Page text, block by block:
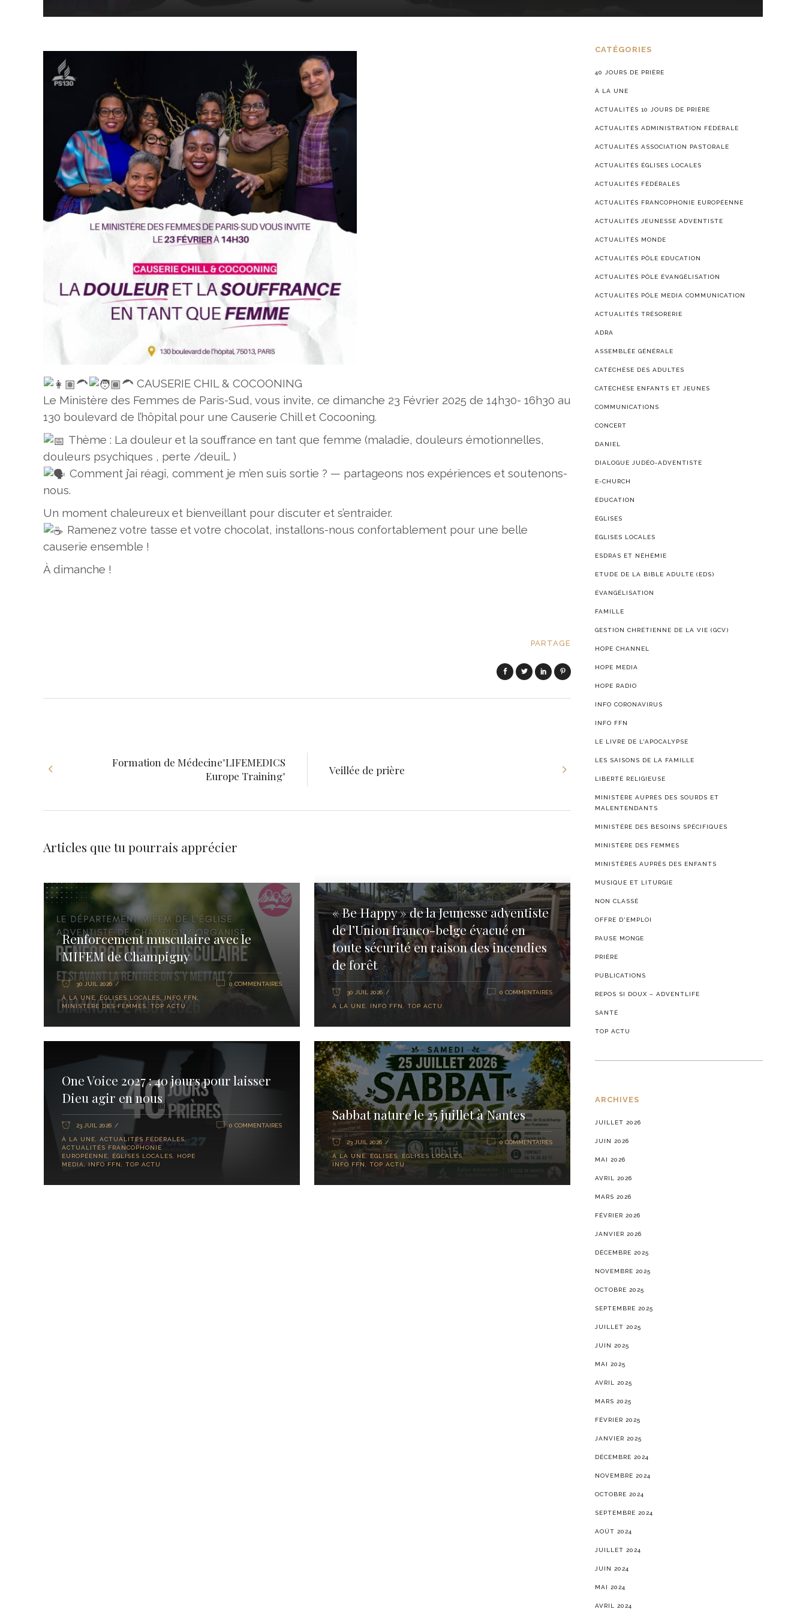
CAUSERIE CHIL & COCOONING
Le Ministère des Femmes de Paris-Sud, vous invite, ce dimanche 23 Février 2025 de 14h30- 16h30 au
130 boulevard de l’hôpital pour une Causerie Chill et Cocooning.
Thème : La douleur et la souffrance en tant que femme (maladie, douleurs émotionnelles,
douleurs psychiques , perte /deuil… )
Comment j’ai réagi, comment je m’en suis sortie ? — partageons nos expériences et soutenons-
nous.
Un moment chaleureux et bienveillant pour discuter et s’entraider.
Ramenez votre tasse et votre chocolat, installons-nous confortablement pour une belle
causerie ensemble !
À dimanche !
PARTAGE
Formation de Médecine"LIFEMEDICS
Europe Training"
Veillée de prière
Articles que tu pourrais apprécier
Renforcement musculaire avec le
MIFEM de Champigny
30 JUIL 2026
À LA UNE ÉGLISES LOCALES INFO FFN
MINISTÈRE DES FEMMES
TOP ACTU
0 COMMENTAIRES
« Be Happy » de la Jeunesse adventiste
de l’Union franco-belge évacué en
toute sécurité en raison des incendies
de forêt
30 JUIL 2026
À LA UNE INFO FFN TOP ACTU
0 COMMENTAIRES
One Voice 2027 : 40 jours pour laisser
Dieu agir en nous
23 JUIL 2026
À LA UNE, ACTUALITÉS FÉDÉRALES,
ACTUALITÉS FRANCOPHONIE
EUROPÉENNE, ÉGLISES LOCALES,
HOPE
MEDIA, INFO FFN , TOP ACTU
0 COMMENTAIRES
Sabbat nature le 25 juillet à Nantes
23 JUIL 2026
À LA UNE,ÉGLISES, ÉGLISES LOCALES,
INFO FFN , TOP ACTU
0 COMMENTAIRES
CATÉGORIES
40 JOURS DE PRIÈRE
À LA UNE
ACTUALITÉS 10 JOURS DE PRIÈRE
ACTUALITÉS ADMINISTRATION FÉDÉRALE
ACTUALITÉS ASSOCIATION PASTORALE
ACTUALITÉS ÉGLISES LOCALES
ACTUALITÉS FÉDÉRALES
ACTUALITÉS FRANCOPHONIE EUROPÉENNE
ACTUALITÉS JEUNESSE ADVENTISTE
ACTUALITÉS MONDE
ACTUALITÉS PÔLE EDUCATION
ACTUALITÉS PÔLE ÉVANGÉLISATION
ACTUALITÉS PÔLE MEDIA COMMUNICATION
ACTUALITÉS TRÉSORERIE
ADRA
ASSEMBLÉE GÉNÉRALE
CATÉCHÈSE DES ADULTES
CATÉCHÈSE ENFANTS ET JEUNES
COMMUNICATIONS
CONCERT
DANIEL
DIALOGUE JUDÉO-ADVENTISTE
E-CHURCH
ÉDUCATION
ÉGLISES
ÉGLISES LOCALES
ESDRAS ET NÉHÉMIE
ETUDE DE LA BIBLE ADULTE (EDS)
ÉVANGÉLISATION
FAMILLE
GESTION CHRÉTIENNE DE LA VIE (GCV)
HOPE CHANNEL
HOPE MEDIA
HOPE RADIO
INFO CORONAVIRUS
INFO FFN
LE LIVRE DE L'APOCALYPSE
LES SAISONS DE LA FAMILLE
LIBERTÉ RELIGIEUSE
MINISTÈRE AUPRÈS DES SOURDS ET
MALENTENDANTS
MINISTÈRE DES BESOINS SPÉCIFIQUES
MINISTÈRE DES FEMMES
MINISTÈRES AUPRÈS DES ENFANTS
MUSIQUE ET LITURGIE
NON CLASSÉ
OFFRE D'EMPLOI
PAUSE MONGE
PRIÈRE
PUBLICATIONS
REPOS SI DOUX – ADVENTLIFE
SANTÉ
TOP ACTU
ARCHIVES
JUILLET 2026
JUIN 2026
MAI 2026
AVRIL 2026
MARS 2026
FÉVRIER 2026
JANVIER 2026
DÉCEMBRE 2025
NOVEMBRE 2025
OCTOBRE 2025
SEPTEMBRE 2025
JUILLET 2025
JUIN 2025
MAI 2025
AVRIL 2025
MARS 2025
FÉVRIER 2025
JANVIER 2025
DÉCEMBRE 2024
NOVEMBRE 2024
OCTOBRE 2024
SEPTEMBRE 2024
AOÛT 2024
JUILLET 2024
JUIN 2024
MAI 2024
AVRIL 2024